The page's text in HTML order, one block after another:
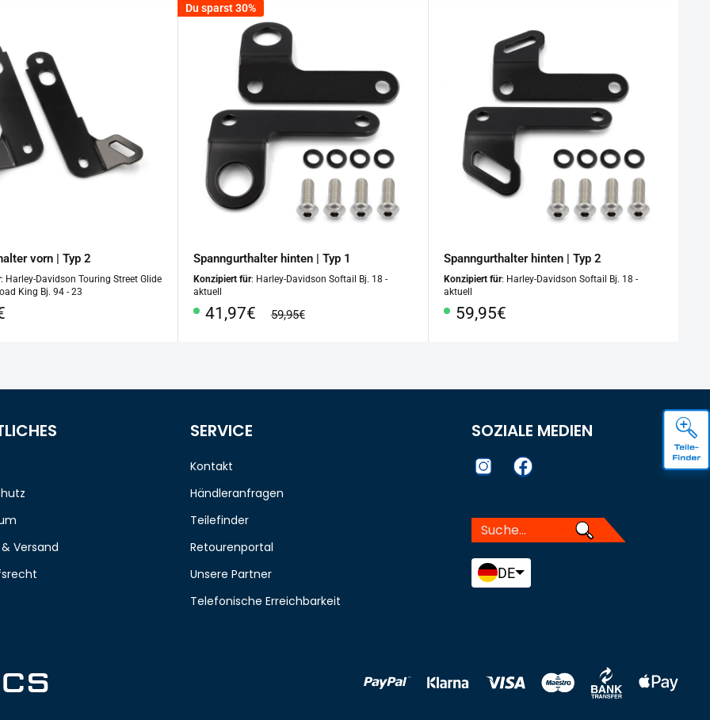
vorn | Typ 2
: Harley-Davidson Touring Street Glide
King Bj. 94 - 23
Du sparst 30%
Spanngurthalter hinten | Typ 1
Konzipiert für: Harley-Davidson Softail Bj. 18 -
aktuell
Sonderpreis
41,97€ Normalpreis
59,95€
Spanngurthalter hinten | Typ 2
Konzipiert für: Harley-Davidson Softail Bj. 18 -
aktuell
Sonderpreis
59,95€
Versand
SERVICE
Kontakt
Händleranfragen
Teilefinder
Retourenportal
Unsere Partner
Telefonische Erreichbarkeit
SOZIALE MEDIEN
DE